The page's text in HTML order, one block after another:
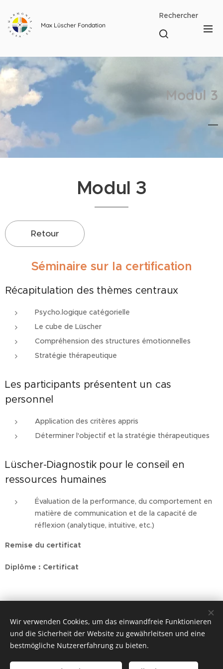
Max Lüscher Fondation
Rechercher
Modul 3
Modul 3
Retour
Séminaire sur la certification
Récapitulation des thèmes centraux
Psycho.logique catégorielle
Le cube de Lüscher
Compréhension des structures émotionnelles
Stratégie thérapeutique
Les participants présentent un cas
personnel
Application des critères appris
Déterminer l'objectif et la stratégie thérapeutiques
Lüscher-Diagnostik pour le conseil en
ressources humaines
Évaluation de la performance, du comportement en
matière de communication et de la capacité de
réflexion (analytique, intuitive, etc.)
Remise du certificat
Diplôme : Certificat
Copyright MAX LÜSCHER STIFTUNG© 2024
Wir verwenden Cookies, um das einwandfreie Funktionieren
und die Sicherheit der Website zu gewährleitsen und eine
bestmögliche Nutzererfahrung zu bieten.